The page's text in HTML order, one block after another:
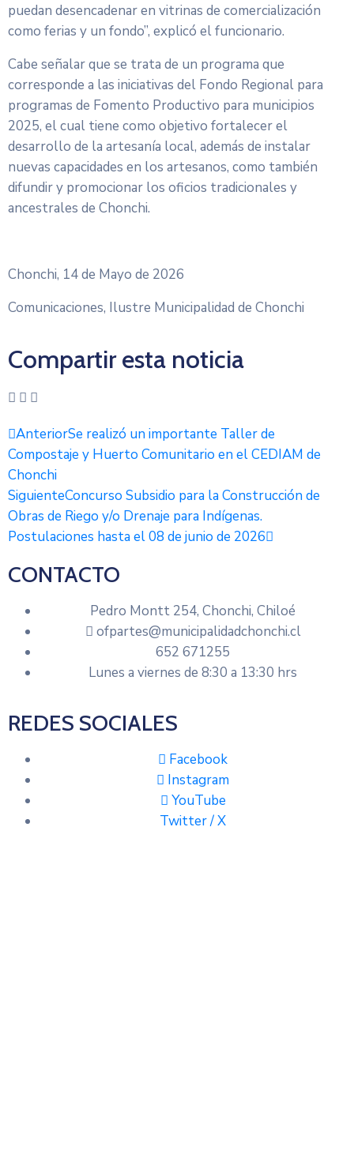
puedan desencadenar en vitrinas de comercialización
como ferias y un fondo”, explicó el funcionario.
Cabe señalar que se trata de un programa que
corresponde a las iniciativas del Fondo Regional para
programas de Fomento Productivo para municipios
2025, el cual tiene como objetivo fortalecer el
desarrollo de la artesanía local, además de instalar
nuevas capacidades en los artesanos, como también
difundir y promocionar los oficios tradicionales y
ancestrales de Chonchi.
Chonchi, 14 de Mayo de 2026
Comunicaciones, Ilustre Municipalidad de Chonchi
Compartir esta noticia
AnteriorSe realizó un importante Taller de
Compostaje y Huerto Comunitario en el CEDIAM de
Chonchi
SiguienteConcurso Subsidio para la Construcción de
Obras de Riego y/o Drenaje para Indígenas.
Postulaciones hasta el 08 de junio de 2026
CONTACTO
Pedro Montt 254, Chonchi, Chiloé
ofpartes@municipalidadchonchi.cl
652 671255
Lunes a viernes de 8:30 a 13:30 hrs
REDES SOCIALES
Facebook
Instagram
YouTube
Twitter / X